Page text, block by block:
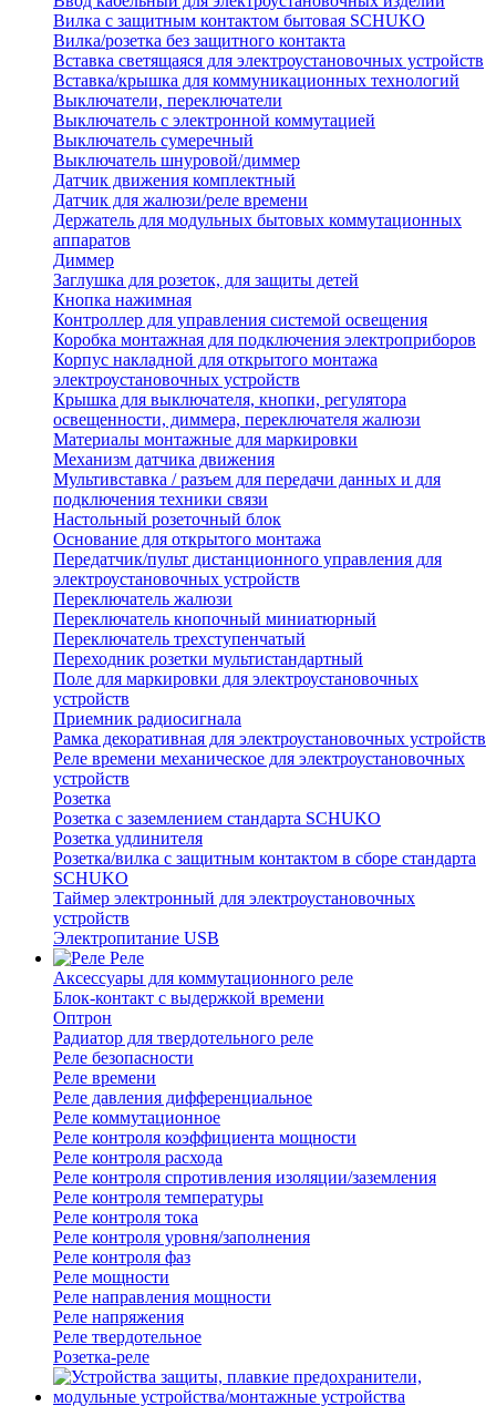
Вилка с защитным контактом бытовая SCHUKO
Вилка/розетка без защитного контакта
Вставка светящаяся для электроустановочных устройств
Вставка/крышка для коммуникационных технологий
Выключатели, переключатели
Выключатель с электронной коммутацией
Выключатель сумеречный
Выключатель шнуровой/диммер
Датчик движения комплектный
Датчик для жалюзи/реле времени
Держатель для модульных бытовых коммутационных
аппаратов
Диммер
Заглушка для розеток, для защиты детей
Кнопка нажимная
Контроллер для управления системой освещения
Коробка монтажная для подключения электроприборов
Корпус накладной для открытого монтажа
электроустановочных устройств
Крышка для выключателя, кнопки, регулятора
освещенности, диммера, переключателя жалюзи
Материалы монтажные для маркировки
Механизм датчика движения
Мультивставка / разъем для передачи данных и для
подключения техники связи
Настольный розеточный блок
Основание для открытого монтажа
Передатчик/пульт дистанционного управления для
электроустановочных устройств
Переключатель жалюзи
Переключатель кнопочный миниатюрный
Переключатель трехступенчатый
Переходник розетки мультистандартный
Поле для маркировки для электроустановочных
устройств
Приемник радиосигнала
Рамка декоративная для электроустановочных устройств
Реле времени механическое для электроустановочных
устройств
Розетка
Розетка с заземлением стандарта SCHUKO
Розетка удлинителя
Розетка/вилка с защитным контактом в сборе стандарта
SCHUKO
Таймер электронный для электроустановочных
устройств
Электропитание USB
Реле
Аксессуары для коммутационного реле
Блок-контакт с выдержкой времени
Оптрон
Радиатор для твердотельного реле
Реле безопасности
Реле времени
Реле давления дифференциальное
Реле коммутационное
Реле контроля коэффициента мощности
Реле контроля расхода
Реле контроля спротивления изоляции/заземления
Реле контроля температуры
Реле контроля тока
Реле контроля уровня/заполнения
Реле контроля фаз
Реле мощности
Реле направления мощности
Реле напряжения
Реле твердотельное
Розетка-реле